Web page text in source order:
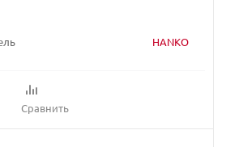
HANKO
Сравнить